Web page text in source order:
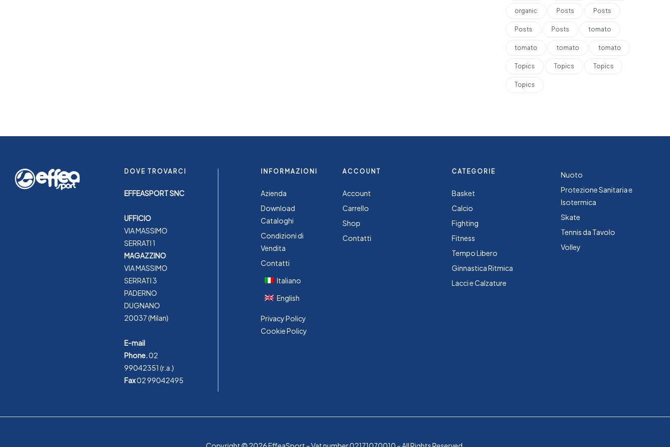
organic Posts Posts
Posts Posts tomato
tomato tomato tomato
Topics Topics Topics
Topics
DOVE TROVARCI
EFFEASPORT SNC
UFFICIO
VIA MASSIMO
SERRATI 1
MAGAZZINO
VIA MASSIMO
SERRATI 3
PADERNO
DUGNANO
20037 (Milan)
E-mail
Phone.02
99042351 (r.a.)
Fax02 99042495
INFORMAZIONI
Azienda
Download
Cataloghi
Condizioni di
Vendita
Contatti
Italiano
English
Privacy Policy
Cookie Policy
ACCOUNT
Account
Carrello
Shop
Contatti
CATEGORIE
Basket
Calcio
Fighting
Fitness
Tempo Libero
Ginnastica Ritmica
Lacci e Calzature
Nuoto
Protezione Sanitaria e
Isotermica
Skate
Tennis da Tavolo
Volley